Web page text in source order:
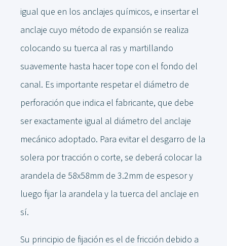
igual que en los anclajes químicos, e insertar el
anclaje cuyo método de expansión se realiza
colocando su tuerca al ras y martillando
suavemente hasta hacer tope con el fondo del
canal. Es importante respetar el diámetro de
perforación que indica el fabricante, que debe
ser exactamente igual al diámetro del anclaje
mecánico adoptado. Para evitar el desgarro de la
solera por tracción o corte, se deberá colocar la
arandela de 58x58mm de 3.2mm de espesor y
luego fijar la arandela y la tuerca del anclaje en
sí.
Su principio de fijación es el de fricción debido a